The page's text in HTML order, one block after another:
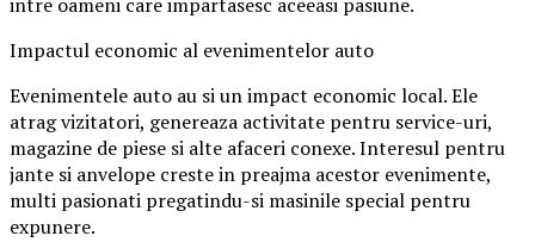
Impactul economic al evenimentelor auto
Evenimentele auto au si un impact economic local. Ele
atrag vizitatori, genereaza activitate pentru service-uri,
magazine de piese si alte afaceri conexe. Interesul pentru
jante si anvelope creste in preajma acestor evenimente,
multi pasionati pregatindu-si masinile special pentru
expunere.